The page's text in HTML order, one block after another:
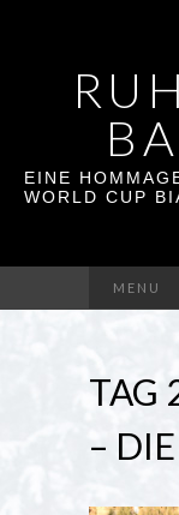
EINE
WORLD CUP
MENU
TAG
–